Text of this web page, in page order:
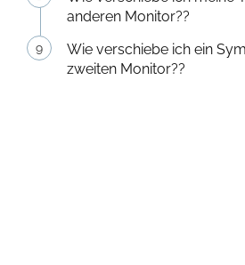
anderen Monitor??
Wie verschiebe ich ein
zweiten Monitor??